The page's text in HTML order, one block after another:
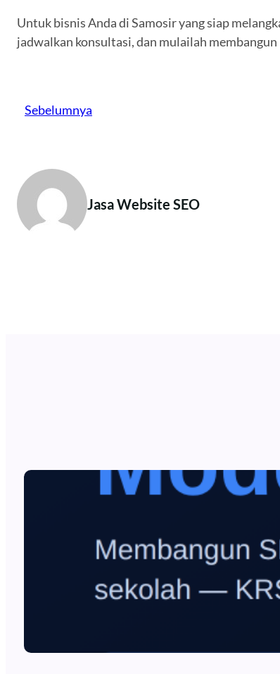
Untuk bisnis Anda di Samosir yang siap
jadwalkan konsultasi, dan mulailah
Sebelumnya
Jasa Website SEO